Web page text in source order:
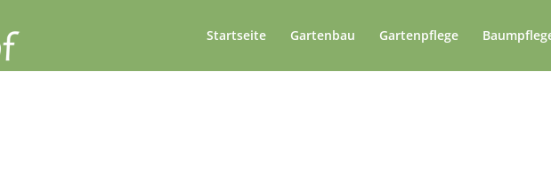
Startseite Gartenbau Gartenpflege